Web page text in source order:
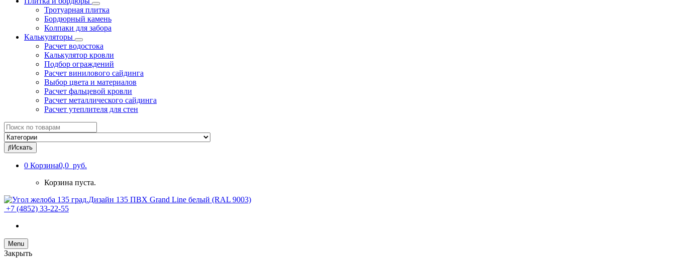
Тротуарная плитка
Бордюрный камень
Колпаки для забора
Калькуляторы
Расчет водостока
Калькулятор кровли
Подбор ограждений
Расчет винилового сайдинга
Выбор цвета и материалов
Расчет фальцевой кровли
Расчет металлического сайдинга
Расчет утеплителя для стен
Search
for:
Искать
0 Корзина0,0 руб.
Корзина пуста.
+7 (4852) 33-22-55
Menu
Закрыть